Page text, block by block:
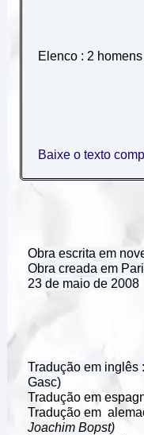
Elenco : 2
Baixe o texto
Obra escrita em
Obra creada em
23 de maio de 2008
Tradução em inglês :
Gasc)
Tradução em
Tradução em
Joachim Bopst)